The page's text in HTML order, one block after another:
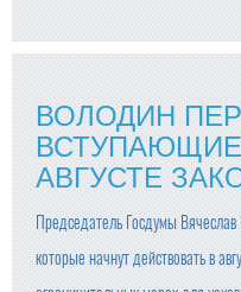
ВОЛОДИН
АВГУСТЕ
Председатель Госдумы
которые начнут действовать в